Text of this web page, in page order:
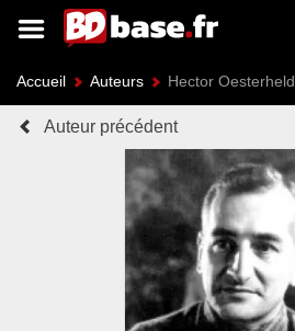
Accueil Auteurs Hector Oesterheld
Auteur précédent